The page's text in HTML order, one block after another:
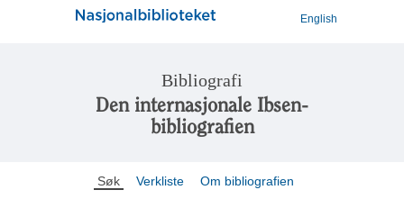
English
Bibliografi
Den internasjonale Ibsen-
bibliografien
Søk Verkliste Om bibliografien